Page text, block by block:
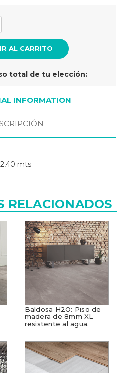
total de tu elección:
INFORMATION
mts
RELACIONADOS
Baldosa H2O: Piso de
madera de 8mm XL
resistente al agua.